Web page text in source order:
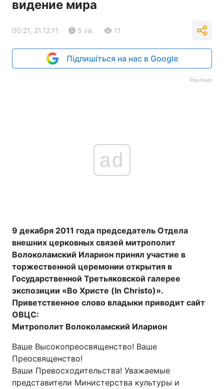
видение мира
00:21, 21.12.11 5 хв. 11
Підпишіться на нас в Google
Реклама
ad
9 декабря 2011 года председатель Отдела
внешних церковных связей митрополит
Волоколамский Иларион принял участие в
торжественной церемонии открытия в
Государственной Третьяковской галерее
экспозиции «Во Христе (In Christo)».
Приветственное слово владыки приводит сайт
ОВЦС:
Митрополит Волоколамский Иларион
Ваше Высокопреосвященство! Ваше
Преосвященство!
Ваши Превосходительства! Уважаемые
представители Министерства культуры и